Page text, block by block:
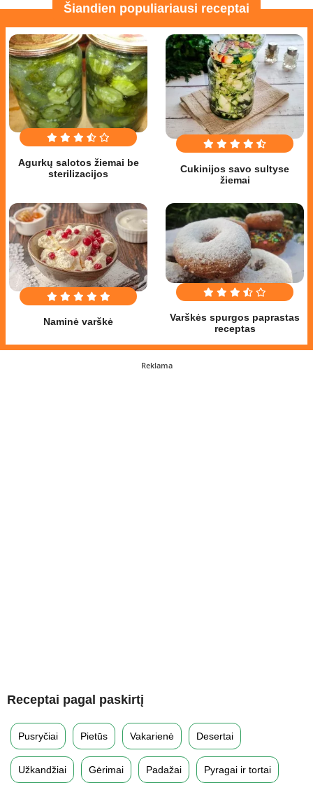
Šiandien populiariausi receptai
Agurkų salotos žiemai be
sterilizacijos
Cukinijos savo sultyse
žiemai
Naminė varškė
Varškės spurgos paprastas
receptas
Reklama
Receptai pagal paskirtį
Pusryčiai Pietūs Vakarienė Desertai
Užkandžiai Gėrimai Padažai Pyragai ir tortai